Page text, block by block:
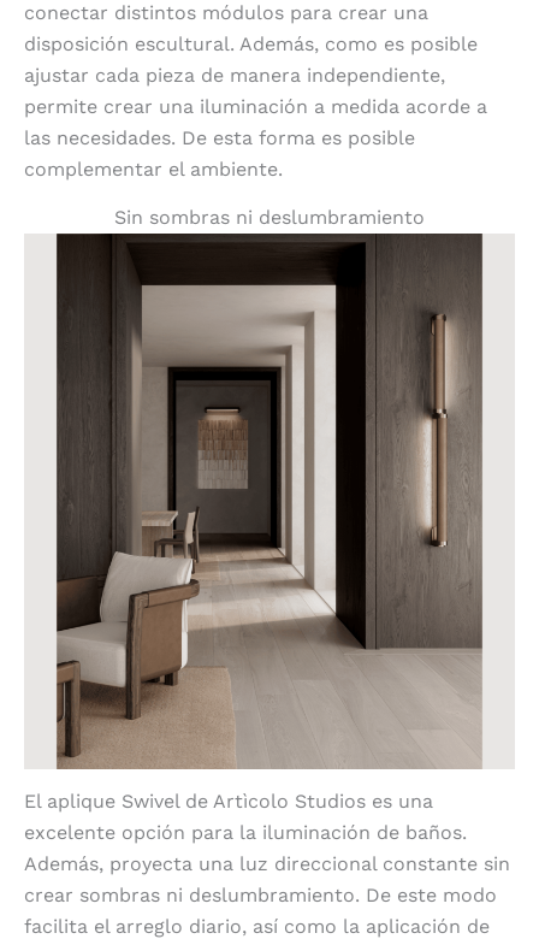
conectar distintos módulos para crear una
disposición escultural. Además, como es posible
ajustar cada pieza de manera independiente,
permite crear una iluminación a medida acorde a
las necesidades. De esta forma es posible
complementar el ambiente.
Sin sombras ni deslumbramiento
El aplique Swivel de Artìcolo Studios es una
excelente opción para la iluminación de baños.
Además, proyecta una luz direccional constante sin
crear sombras ni deslumbramiento. De este modo
facilita el arreglo diario, así como la aplicación de